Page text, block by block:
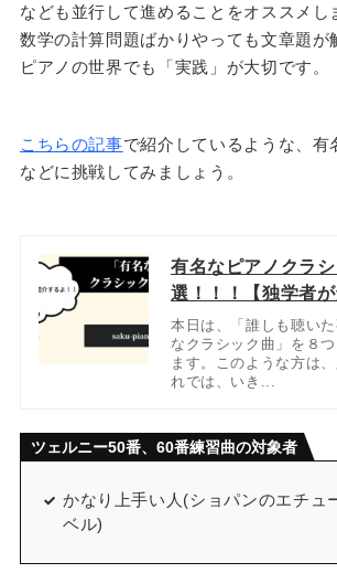
なども並行して進めることをオススメし
数学の計算問題ばかりやっても文章題が
ピアノの世界でも「実践」が大切です。
こちらの記事で紹介しているような、有
などに挑戦してみましょう。
有名なピアノクラ
選！！！【独学者が
本日は、「誰しも聴い
なクラシック曲」を８
ます。このような方は
れでは、いき...
ツェルニー50番、60番練習曲の対象者
かなり上手い人(ショパンのエチュ
ベル)